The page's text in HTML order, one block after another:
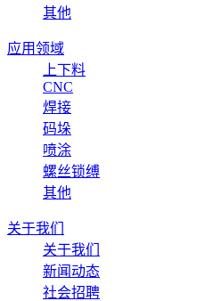
其他
应用领域
上下料
CNC
焊接
码垛
喷涂
螺丝锁缚
其他
关于我们
关于我们
新闻动态
社会招聘